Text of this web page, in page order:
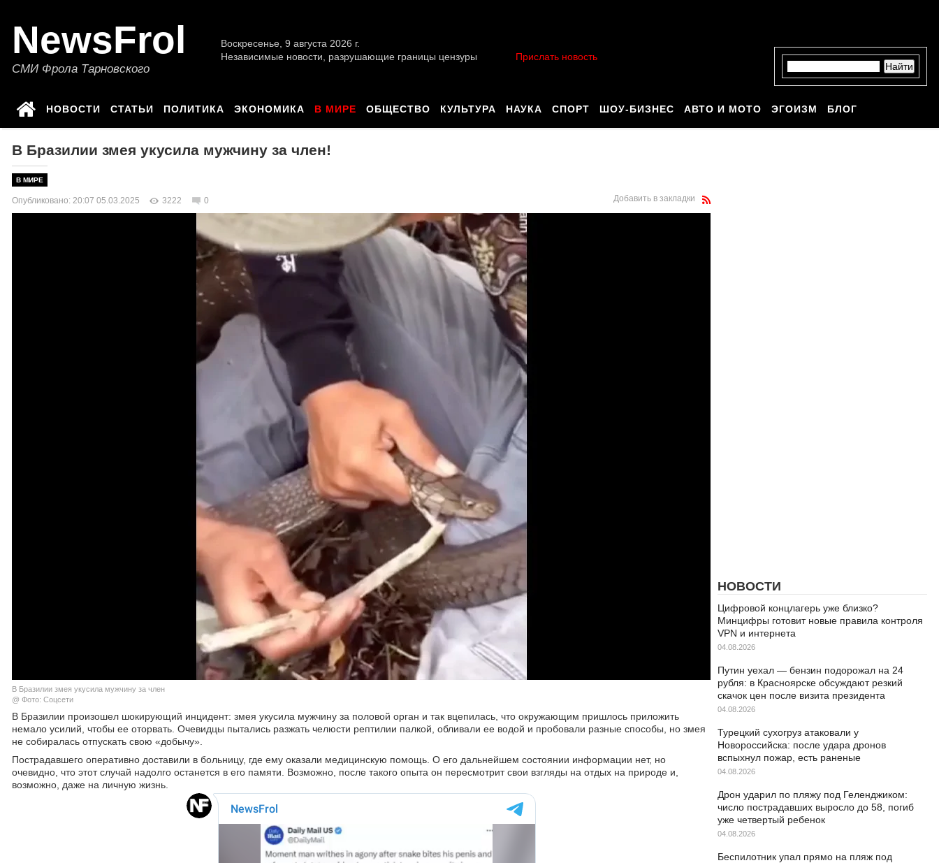
NewsFrol
СМИ Фрола Тарновского
Воскресенье, 9 августа 2026 г.
Независимые новости, разрушающие границы цензуры
Прислать новость
НОВОСТИ СТАТЬИ ПОЛИТИКА ЭКОНОМИКА В МИРЕ ОБЩЕСТВО КУЛЬТУРА НАУКА СПОРТ ШОУ-БИЗНЕС АВТО И МОТО ЭГОИЗМ БЛОГ
В Бразилии змея укусила мужчину за член!
В МИРЕ
Опубликовано: 20:07 05.03.2025 3222 0 Добавить в закладки
В Бразилии змея укусила мужчину за член
@ Фото: Соцсети
В Бразилии произошел шокирующий инцидент: змея укусила мужчину за половой орган и так вцепилась, что окружающим пришлось приложить
немало усилий, чтобы ее оторвать. Очевидцы пытались разжать челюсти рептилии палкой, обливали ее водой и пробовали разные способы, но змея
не собиралась отпускать свою «добычу».
Пострадавшего оперативно доставили в больницу, где ему оказали медицинскую помощь. О его дальнейшем состоянии информации нет, но
очевидно, что этот случай надолго останется в его памяти. Возможно, после такого опыта он пересмотрит свои взгляды на отдых на природе и,
возможно, даже на личную жизнь.
НОВОСТИ
Цифровой концлагерь уже близко?
Минцифры готовит новые правила контроля
VPN и интернета
04.08.2026
Путин уехал — бензин подорожал на 24
рубля: в Красноярске обсуждают резкий
скачок цен после визита президента
04.08.2026
Турецкий сухогруз атаковали у
Новороссийска: после удара дронов
вспыхнул пожар, есть раненые
04.08.2026
Дрон ударил по пляжу под Геленджиком:
число пострадавших выросло до 58, погиб
уже четвертый ребенок
04.08.2026
Беспилотник упал прямо на пляж под